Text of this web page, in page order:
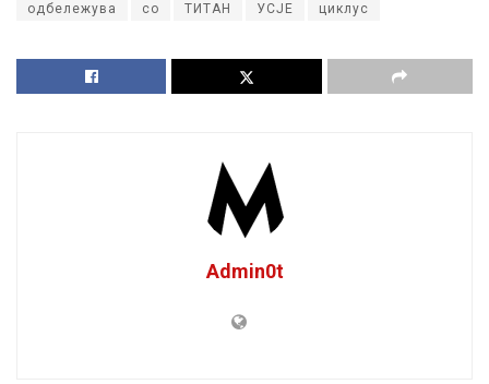
одбележува со ТИТАН УСЈЕ циклус
Admin0t